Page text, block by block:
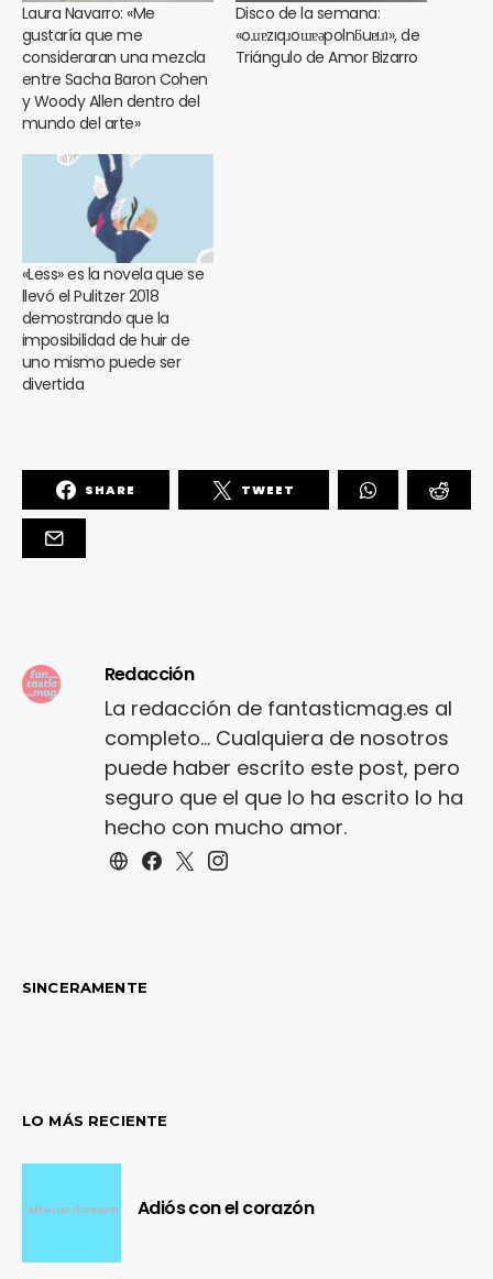
Laura Navarro: «Me
gustaría que me
consideraran una mezcla
entre Sacha Baron Cohen
y Woody Allen dentro del
mundo del arte»
Disco de la semana:
«oɹɹɐzıqɹoɯɐǝpolnƃuɐıɹʇ», de
Triángulo de Amor Bizarro
«Less» es la novela que se
llevó el Pulitzer 2018
demostrando que la
imposibilidad de huir de
uno mismo puede ser
divertida
SHARE TWEET
Redacción
La redacción de fantasticmag.es al
completo... Cualquiera de nosotros
puede haber escrito este post, pero
seguro que el que lo ha escrito lo ha
hecho con mucho amor.
SINCERAMENTE
LO MÁS RECIENTE
Adiós con el corazón